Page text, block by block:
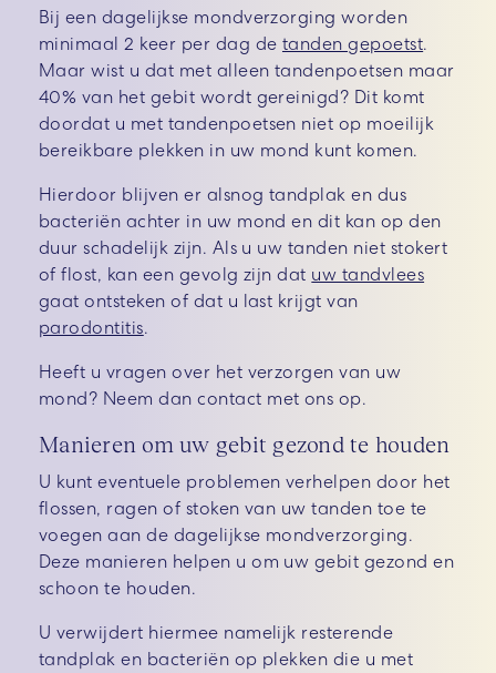
Bij een dagelijkse mondverzorging worden
minimaal 2 keer per dag de tanden gepoetst.
Maar wist u dat met alleen tandenpoetsen maar
40% van het gebit wordt gereinigd? Dit komt
doordat u met tandenpoetsen niet op moeilijk
bereikbare plekken in uw mond kunt komen.
Hierdoor blijven er alsnog tandplak en dus
bacteriën achter in uw mond en dit kan op den
duur schadelijk zijn. Als u uw tanden niet stokert
of flost, kan een gevolg zijn dat uw tandvlees
gaat ontsteken of dat u last krijgt van
parodontitis.
Heeft u vragen over het verzorgen van uw
mond? Neem dan contact met ons op.
Manieren om uw gebit gezond te houden
U kunt eventuele problemen verhelpen door het
flossen, ragen of stoken van uw tanden toe te
voegen aan de dagelijkse mondverzorging.
Deze manieren helpen u om uw gebit gezond en
schoon te houden.
U verwijdert hiermee namelijk resterende
tandplak en bacteriën op plekken die u met